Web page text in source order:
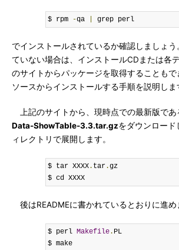
$ rpm -qa grep perl
でインストールされているか確認しましょ
ていない場合は、インストールCDまたは各
のサイトからパッケージを取得することも
ソースからインストールする手順を説明しま
上記のサイトから、現時点での最新版であ
Data-ShowTable-3.3.tar.gzをダウンロー
ィレクトリで展開します。
$ tar XXXX. tar.gz
$ cd XXXX
後はREADMEに書かれているとおりに進め
$ perl Makefile. PL
$ make